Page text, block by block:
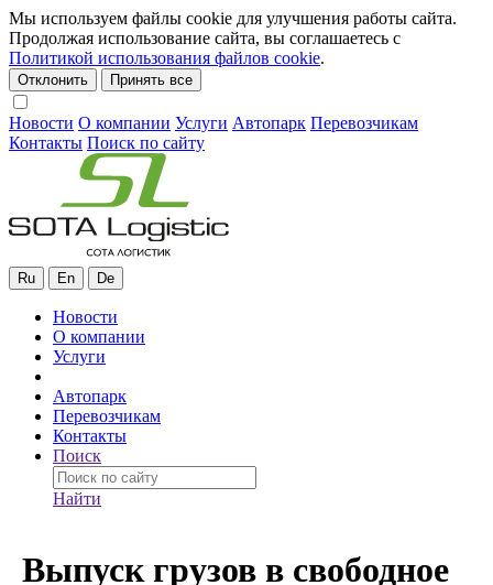
Мы используем файлы cookie для улучшения работы сайта.
Продолжая использование сайта, вы соглашаетесь с
Политикой использования файлов cookie.
Отклонить Принять все
Новости О компании Услуги Автопарк Перевозчикам
Контакты Поиск по сайту
Ru En De
Новости
О компании
Услуги
Автопарк
Перевозчикам
Контакты
Поиск
Найти
Выпуск грузов в свободное